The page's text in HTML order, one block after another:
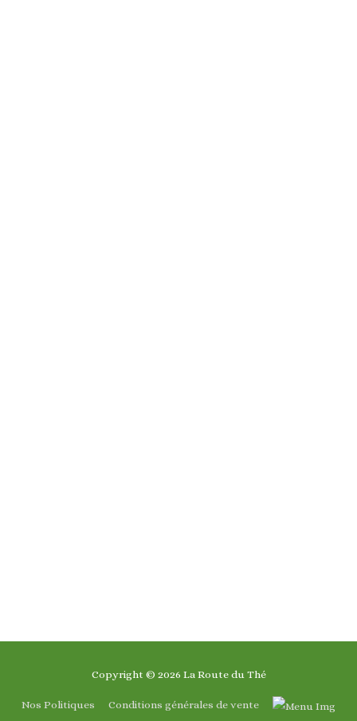
Copyright © 2026 La Route du Thé
Nos Politiques Conditions générales de vente